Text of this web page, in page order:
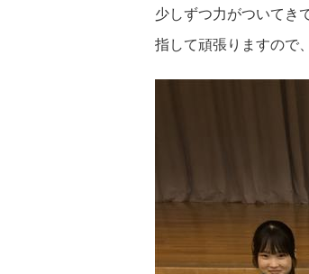
少しずつ力がついてき
指して頑張りますので